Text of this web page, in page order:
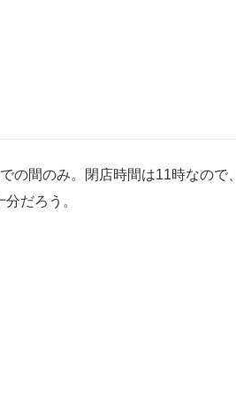
間のみ。閉店時間は11時なので、
だろう。